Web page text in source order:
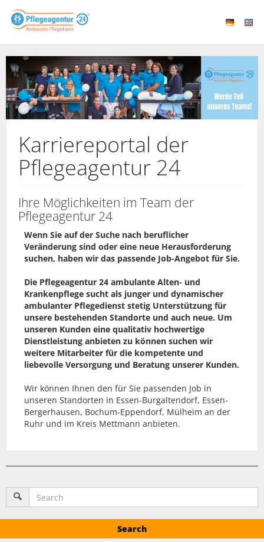
Karriereportal der
Pflegeagentur 24
Ihre Möglichkeiten im Team der
Pflegeagentur 24
Wenn Sie auf der Suche nach beruflicher
Veränderung sind oder eine neue Herausforderung
suchen, haben wir das passende Job-Angebot für Sie.
Die Pflegeagentur 24 ambulante Alten- und
Krankenpflege sucht als junger und dynamischer
ambulanter Pflegedienst stetig Unterstützung für
unsere bestehenden Standorte und auch neue. Um
unseren Kunden eine qualitativ hochwertige
Dienstleistung anbieten zu können suchen wir
weitere Mitarbeiter für die kompetente und
liebevolle Versorgung und Beratung unserer Kunden.
Wir können Ihnen den für Sie passenden Job in
unseren Standorten in Essen-Burgaltendorf, Essen-
Bergerhausen, Bochum-Eppendorf, Mülheim an der
Ruhr und im Kreis Mettmann anbieten.
Search